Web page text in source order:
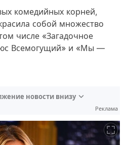
комедийных корней,
собой множество
числе «Загадочное
Всемогущий» и «Мы —
новости внизу
Реклама